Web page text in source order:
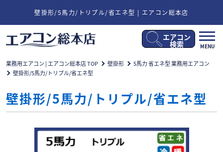
壁掛形/5馬力/トリプル/省エネ型 | エアコン総本店
メ
ニ
ー
MENU
エアコン
検索
業務用エアコン | エアコン総本店 TOP 壁掛形
5馬力 省エネ型 業務用エアコン
壁掛形/5馬力/トリプル/省エネ型
壁掛形/5馬力/トリプル/省エネ型